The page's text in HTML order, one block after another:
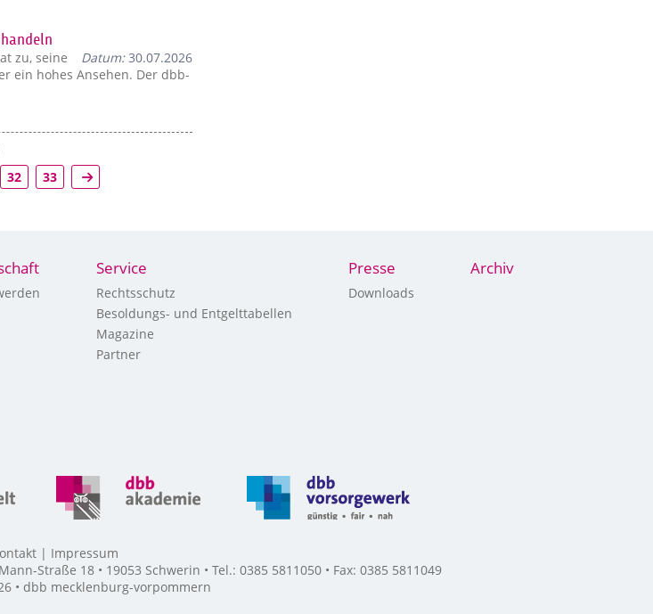
Datum:30.07.2026
zu, seine
ein hohes Ansehen. Der dbb-
32 33
Service
Rechtsschutz
Besoldungs- und Entgelttabellen
Magazine
Partner
Presse
Downloads
Archiv
Impressum
Straße 18 • 19053 Schwerin • Tel.: 0385 5811050 • Fax: 0385 5811049
• dbb mecklenburg-vorpommern